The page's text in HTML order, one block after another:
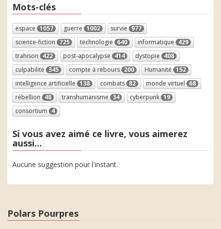
Mots-clés
espace 1057 guerre 1002 survie 977
science-fiction 725 technologie 640 informatique 429
trahison 422 post-apocalypse 414 dystopie 408
culpabilité 345 compte à rebours 200 Humanité 152
intelligence artificielle 138 combats 82 monde virtuel 68
rébellion 48 transhumanisme 34 cyberpunk 19
consortium 4
Si vous avez aimé ce livre, vous aimerez
aussi...
Aucune suggestion pour l'instant.
Polars Pourpres